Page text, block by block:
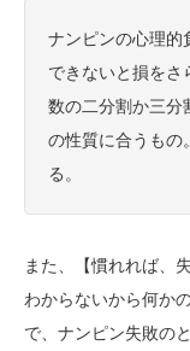
ナンピンの心理的
できないと損をさ
数の二分割か三分
の性質に合うもの
る。
また、【慣れれば、
わからないから何か
で、ナンピン失敗の